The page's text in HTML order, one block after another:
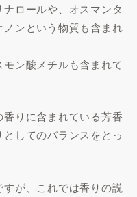
ロールや、オスマンタ
ンという物質も含まれ
ン酸メチルも含まれて
りに含まれている芳香
してのバランスをとっ
が、これでは香りの説